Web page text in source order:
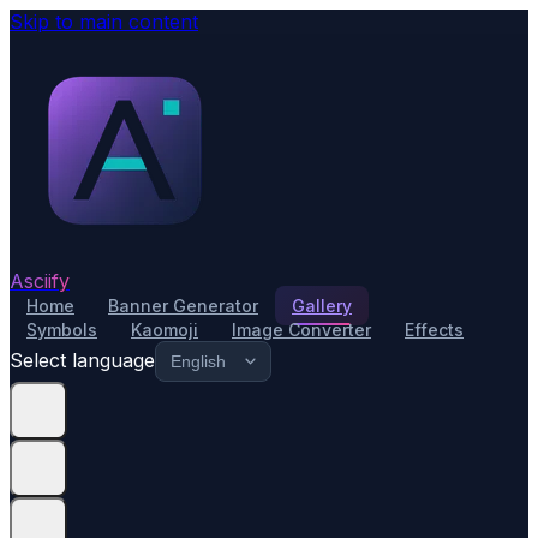
Skip to main content
Asciify
Home Banner Generator
Gallery
Symbols
Kaomoji Image Converter Effects
Select language